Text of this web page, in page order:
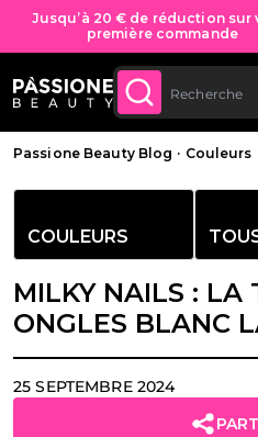
Livraison gratuite sur toutes
partir de 70 €.
CONTENU
Fil d'Ariane
Passione Beauty Blog · Couleurs
COULEURS
MILKY NAILS : LA
ONGLES BLANC
25 SEPTEMBRE 2024